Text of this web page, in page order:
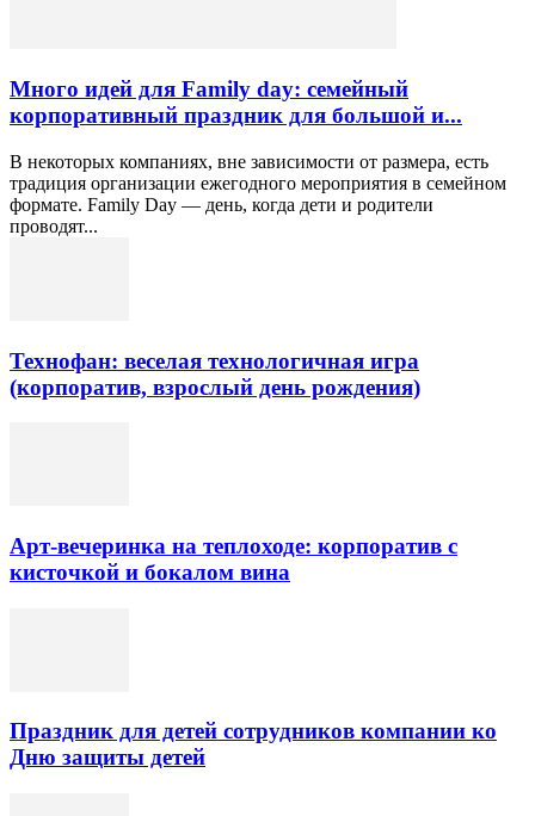
Много идей для Family day: семейный
корпоративный праздник для большой и...
В некоторых компаниях, вне зависимости от размера, есть
традиция организации ежегодного мероприятия в семейном
формате. Family Day — день, когда дети и родители
проводят...
Технофан: веселая технологичная игра
(корпоратив, взрослый день рождения)
Арт-вечеринка на теплоходе: корпоратив с
кисточкой и бокалом вина
Праздник для детей сотрудников компании ко
Дню защиты детей